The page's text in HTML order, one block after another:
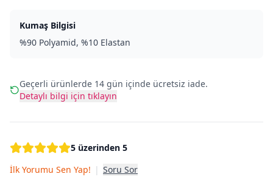
Kumaş Bilgisi
%90 Polyamid, %10 Elastan
Geçerli ürünlerde 14 gün içinde ücretsiz iade.
Detaylı bilgi için tıklayın
5 üzerinden 5
İlk Yorumu Sen Yap! | Soru Sor